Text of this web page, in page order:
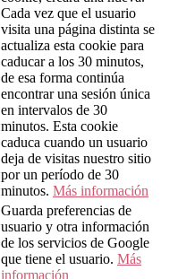
Cada vez que el usuario
visita una página distinta se
actualiza esta cookie para
caducar a los 30 minutos,
de esa forma continúa
encontrar una sesión única
en intervalos de 30
minutos. Esta cookie
caduca cuando un usuario
deja de visitas nuestro sitio
por un período de 30
minutos. Más información
Guarda preferencias de
usuario y otra información
de los servicios de Google
que tiene el usuario. Más
información